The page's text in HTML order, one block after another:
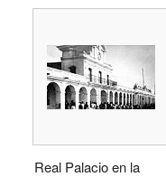
Real Palacio en la